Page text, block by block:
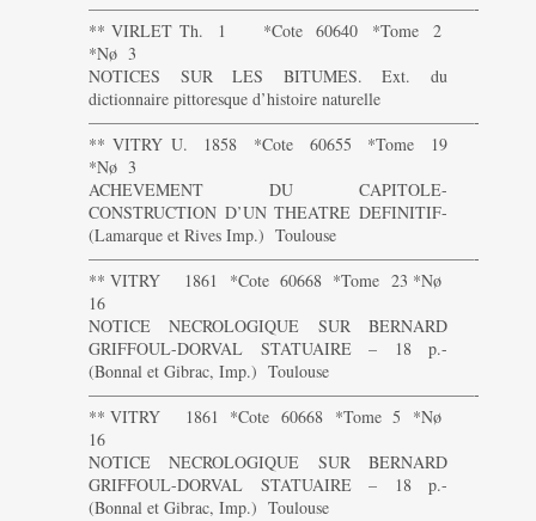
———————————————————————-
** VIRLET Th. 1 *Cote 60640 *Tome 2
*Nø 3
NOTICES SUR LES BITUMES. Ext. du
dictionnaire pittoresque d’histoire naturelle
———————————————————————-
** VITRY U. 1858 *Cote 60655 *Tome 19
*Nø 3
ACHEVEMENT DU CAPITOLE-
CONSTRUCTION D’UN THEATRE DEFINITIF-
(Lamarque et Rives Imp.) Toulouse
———————————————————————-
** VITRY 1861 *Cote 60668 *Tome 23 *Nø
16
NOTICE NECROLOGIQUE SUR BERNARD
GRIFFOUL-DORVAL STATUAIRE – 18 p.-
(Bonnal et Gibrac, Imp.) Toulouse
———————————————————————-
** VITRY 1861 *Cote 60668 *Tome 5 *Nø
16
NOTICE NECROLOGIQUE SUR BERNARD
GRIFFOUL-DORVAL STATUAIRE – 18 p.-
(Bonnal et Gibrac, Imp.) Toulouse